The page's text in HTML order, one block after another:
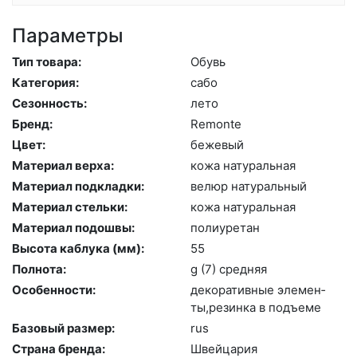
Параметры
Тип товара:
Обувь
Категория:
са­бо
Сезонность:
ле­то
Бренд:
Re­mon­te
Цвет:
бе­жевый
Материал верха:
ко­жа на­тураль­ная
Материал подкладки:
ве­люр на­тураль­ный
Материал стельки:
ко­жа на­тураль­ная
Материал подошвы:
по­ли­уре­тан
Высота каблука (мм):
55
Полнота:
g (7) сред­няя
Особенности:
де­кора­тив­ные эле­мен­
ты,ре­зин­ка в подъ­еме
Базовый размер:
rus
Страна бренда:
Швей­ца­рия